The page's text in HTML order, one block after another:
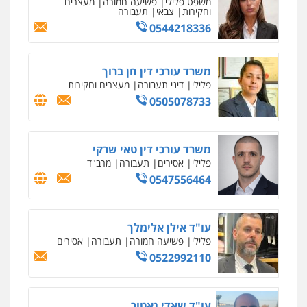
וחקירות
0542255161
גל דהן – משרד עורך דין פלילי
פלילי פשיעה חמורה סמים מעצרים
וחקירות
0544723840
עו"ד ראוף נג'אר
פלילי עורכי דין לענייני אסירים מעצרים
סמים רכוש
0548009246
עדי כרמלי – חברת עו"ד
פלילי כלכלי עורכי דין לענייני אסירים
0525060666